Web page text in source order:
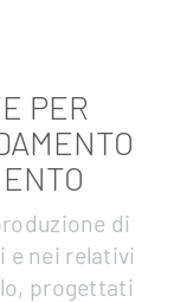
PER
di
e nei relativi
progettati